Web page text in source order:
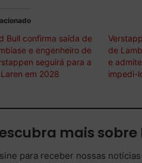
Bull confirma saída de
e engenheiro de
seguirá para a
em 2028
de
e
impedi-
mais
para receber nossas